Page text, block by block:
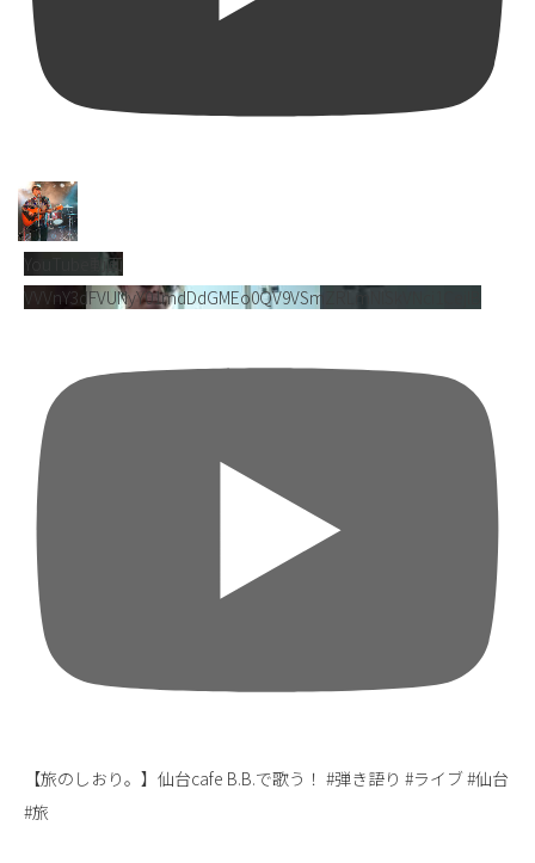
YouTube動画
VVVnY3dFVUNyY01mdDdGMEo0QV9VSmZRLmNlSkVNci1CejlB
【旅のしおり。】仙台cafe B.B.で歌う！ #弾き語り #ライブ #仙台
#旅